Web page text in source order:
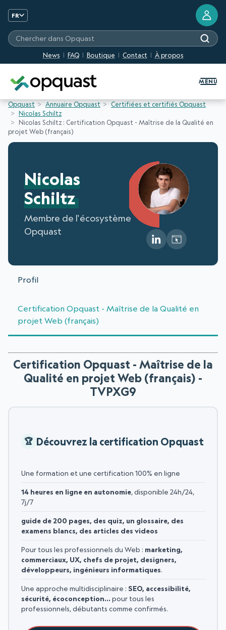
FR
News FAQ Boutique Contact À propos
Chercher dans Opquast
MENU
Opquast Annuaire Opquast
Certifiées et certifiés Opquast
Nicolas Schiltz
Nicolas Schiltz : Certification Opquast - Maîtrise de la Qualité en
projet Web (français)
Nicolas
Schiltz
Membre de l'écosystème
Opquast
Profil
Certification Opquast - Maîtrise de la Qualité en
projet Web (français)
Certification Opquast - Maîtrise de la
Qualité en projet Web (français) -
TVPXG9
Découvrez la certification Opquast
Une formation et une certification 100% en ligne
14 heures en ligne en autonomie, disponible 24h/24,
7j/7
guide de 200 pages, des quiz, un glossaire, des
examens blancs, des articles des videos
Pour tous les professionnels du Web : marketing,
commerciaux, UX, chefs de projet, designers,
développeurs, ingénieurs informatiques.
Une approche multidisciplinaire : SEO, accessibilité,
sécurité, écoconception… pour tous les
professionnels, débutants comme confirmés.